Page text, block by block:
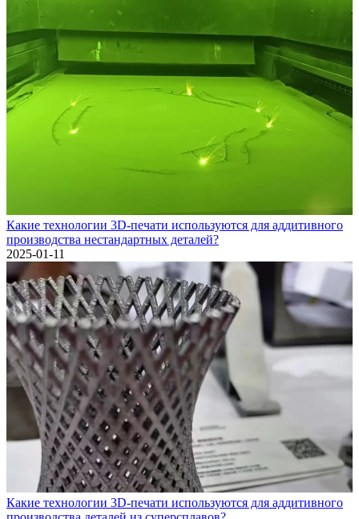
Какие технологии 3D-печати используются для аддитивного
производства нестандартных деталей?
2025-01-11
Какие технологии 3D-печати используются для аддитивного